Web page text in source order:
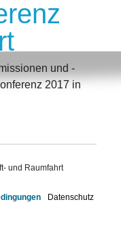
und -
2017 in
und Raumfahrt
Datenschutz